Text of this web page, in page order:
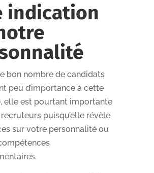
indication
ité
bon nombre de candidats
peu d’importance à cette
elle est pourtant importante
puisqu’elle révèle
sur votre personnalité ou